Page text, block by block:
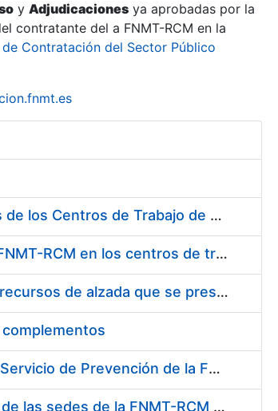
y Adjudicaciones ya aprobadas por la
contratante del a FNMT-RCM en la
Contratación del Sector Público
Suministro de Protectores Auditivos a medida para las personas trabajadoras de los Centros de Trabajo de Madrid y Burgos
Suministro de gafas graduadas antiproyecciones para los trabajadores de la FNMT-RCM en los centros de trabajo de Madrid y Burgos
Servicios de una empresa externa para el asesoramiento y resolución de los recursos de alzada que se presentan relacionados con procesos de selección para la FNMT-RCM
Servicio de Calibración y Verificación Externa de los Equipos de Medición del Servicio de Prevención de la FNMT-RCM
Conexión mediante Fibra Óptica de los Centros de Proceso de Datos (CPDs) de las sedes de la FNMT-RCM de Burgos y Madrid